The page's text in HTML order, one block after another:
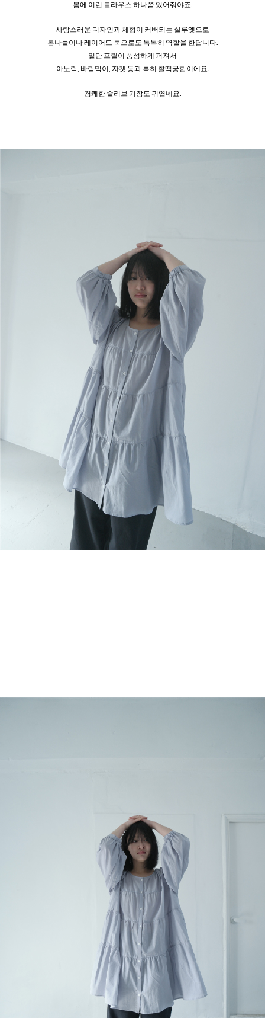
봄에 이런 블라우스 하나쯤 있어줘야죠.
사랑스러운 디자인과 체형이 커버되는 실루엣으로
봄나들이나 레이어드 룩으로도 톡톡히 역할을 한답니다.
밑단 프릴이 풍성하게 퍼져서
아노락, 바람막이, 자켓 등과 특히 찰떡궁합이에요.
경쾌한 슬리브 기장도 귀엽네요.